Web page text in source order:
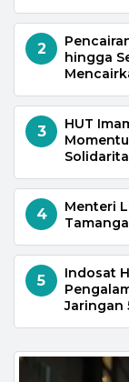
2
hingga
3
HUT
4
Menteri
5
Indosat
Jaringan